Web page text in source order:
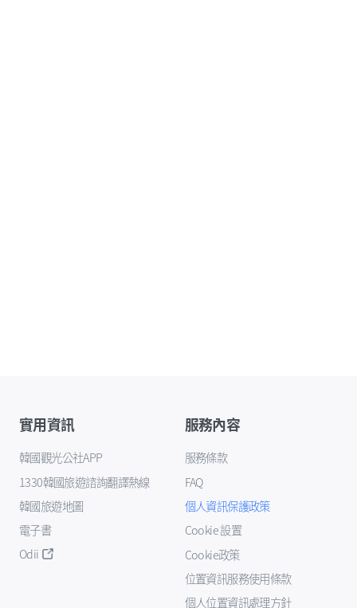
實用資訊
韓國觀光公社APP
1330韓國旅遊諮詢翻譯熱線
韓國旅遊地圖
電子書
Odii
服務內容
服務條款
FAQ
個人資訊保護政策
Cookie 設置
Cookie政策
位置資訊服務使用條款
個人位置資訊處理方針